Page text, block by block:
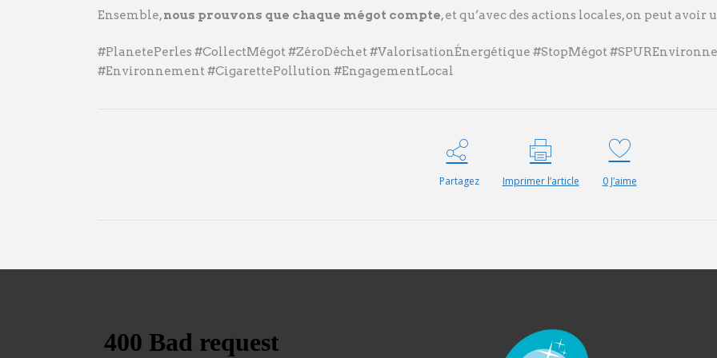
Ensemble,nous prouvons que chaque mégot compte, et qu’avec des actions locales, on peut
#PlanetePerles #CollectMégot #ZéroDéchet #ValorisationÉnergétique #StopMégot
#Environnement #CigarettePollution #EngagementLocal
Partagez Imprimer l’article 0J’aime